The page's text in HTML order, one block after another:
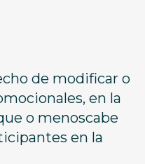
de modificar o
en la
o menoscabe
en la